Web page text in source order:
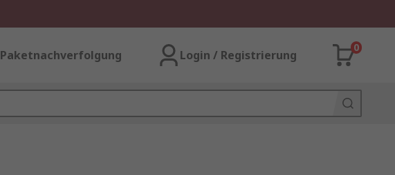
Paketnachverfolgung Login / Registrierung
0